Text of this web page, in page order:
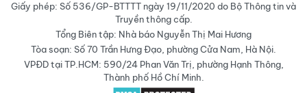
Giấy phép: Số 536/GP-BTTTT ngày 19/11/2020 do Bộ Thông tin và
Truyền thông cấp.
Tổng Biên tập: Nhà báo Nguyễn Thị Mai Hương
Tòa soạn: Số 70 Trần Hưng Đạo, phường Cửa Nam, Hà Nội.
VPĐD tại TP.HCM: 590/24 Phan Văn Trị, phường Hạnh Thông,
Thành phố Hồ Chí Minh.